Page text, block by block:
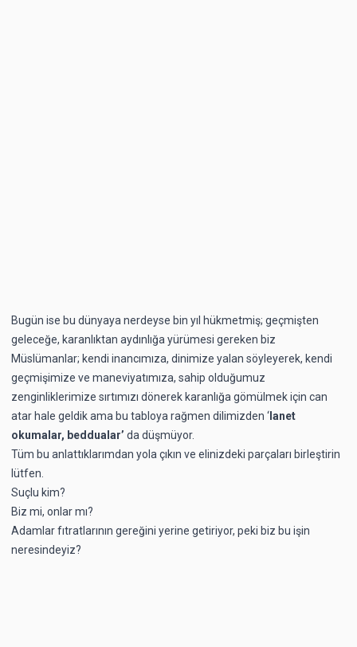
Bugün ise bu dünyaya nerdeyse bin yıl hükmetmiş; geçmişten
geleceğe, karanlıktan aydınlığa yürümesi gereken biz
Müslümanlar; kendi inancımıza, dinimize yalan söyleyerek, kendi
geçmişimize ve maneviyatımıza, sahip olduğumuz
zenginliklerimize sırtımızı dönerek karanlığa gömülmek için can
atar hale geldik ama bu tabloya rağmen dilimizden ‘lanet
okumalar, beddualar’ da düşmüyor.
Tüm bu anlattıklarımdan yola çıkın ve elinizdeki parçaları birleştirin
lütfen.
Suçlu kim?
Biz mi, onlar mı?
Adamlar fıtratlarının gereğini yerine getiriyor, peki biz bu işin
neresindeyiz?